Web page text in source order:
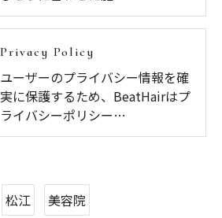
Privacy Policy
ユーザーのプライバシー情報を確
実に保護するため、BeatHairはプ
ライバシーポリシー…
松江 美容院